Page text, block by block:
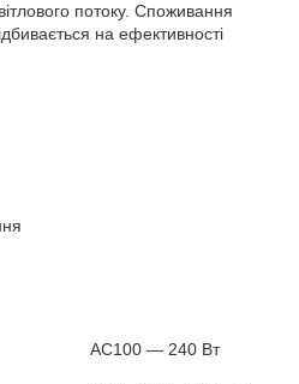
потоку. Споживання
на ефективності
AC100 — 240 Вт